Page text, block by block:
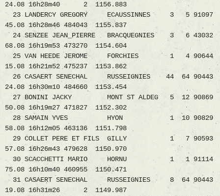
24.08 16h28m40 2 1156.883
23 LANDERCY GREGORY ECAUSSINNES 3 5 91097
45.08 16h28m46 484043 1155.837
24 SENZEE JEAN_PIERRE BRACQUEGNIES 3 6 43032
68.08 16h19m53 473270 1154.604
25 VAN HEEDE JEROME FORCHIES 1 4 90644
15.08 16h21m52 475237 1153.862
26 CASAERT SENECHAL RUSSEIGNIES 44 64 90443
24.08 16h30m10 484660 1153.454
27 BONINI JACKY MONT ST ALDEG 5 12 90869
50.08 16h19m27 471827 1152.302
28 SAMAIN YVES HYON 1 10 90829
58.08 16h12m05 463136 1151.798
29 COLLET PERE ET FILS GILLY 1 7 90593
57.08 16h26m43 479628 1150.970
30 SCACCHETTI MARIO HORNU 1 1 91114
75.08 16h10m40 460955 1150.471
31 CASAERT SENECHAL RUSSEIGNIES 8 64 90443
19.08 16h31m26 2 1149.987